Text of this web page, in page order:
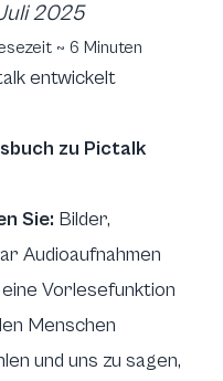
2025
~ 6 Minuten
entwickelt
zu Pictalk
Sie: Bilder,
Audioaufnahmen
Vorlesefunktion
Menschen
und uns zu sagen,